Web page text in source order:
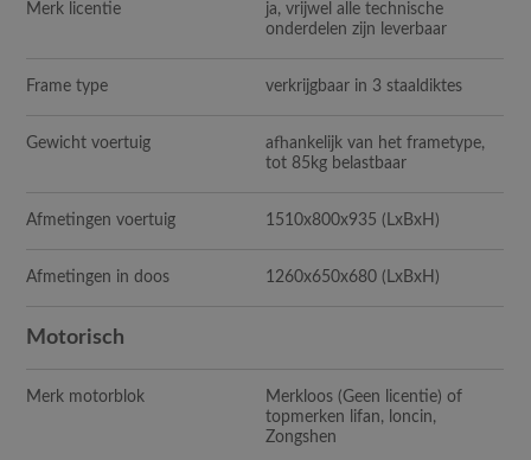
Merk licentie
ja, vrijwel alle technische
onderdelen zijn leverbaar
Frame type verkrijgbaar in 3 staaldiktes
Gewicht voertuig
afhankelijk van het frametype,
tot 85kg belastbaar
Afmetingen voertuig 1510x800x935 (LxBxH)
Afmetingen in doos 1260x650x680 (LxBxH)
Motorisch
Merk motorblok
Merkloos (Geen licentie) of
topmerken lifan, loncin,
Zongshen